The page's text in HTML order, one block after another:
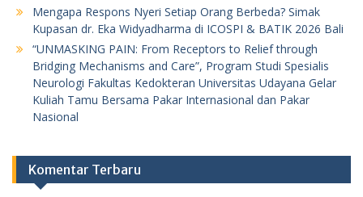
Mengapa Respons Nyeri Setiap Orang Berbeda? Simak
Kupasan dr. Eka Widyadharma di ICOSPI & BATIK 2026 Bali
“UNMASKING PAIN: From Receptors to Relief through
Bridging Mechanisms and Care”, Program Studi Spesialis
Neurologi Fakultas Kedokteran Universitas Udayana Gelar
Kuliah Tamu Bersama Pakar Internasional dan Pakar
Nasional
Komentar Terbaru